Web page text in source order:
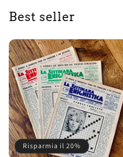
Best seller
Risparmia il 20%